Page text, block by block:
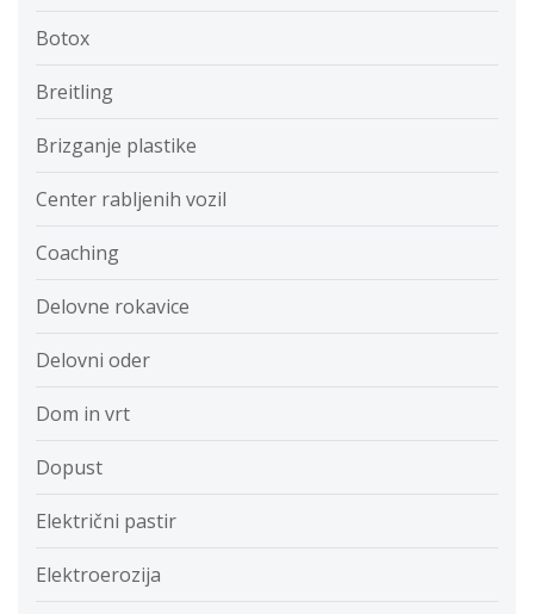
Botox
Breitling
Brizganje plastike
Center rabljenih vozil
Coaching
Delovne rokavice
Delovni oder
Dom in vrt
Dopust
Električni pastir
Elektroerozija